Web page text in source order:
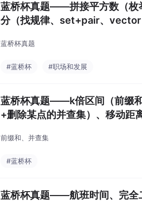
蓝桥杯真题——拼接平方数（枚
分（找规律、set+pair、vector
蓝桥杯真题
#蓝桥杯 #职场和发展
蓝桥杯真题——k倍区间（前缀
+删除某点的并查集）、移动距
前缀和、并查集
#蓝桥杯
蓝桥杯真题——航班时间、完全